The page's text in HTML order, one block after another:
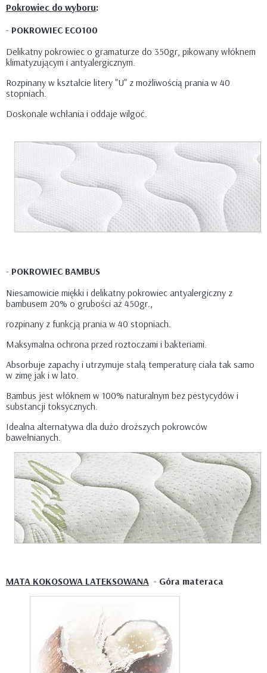
Pokrowiec do wyboru:
- POKROWIEC ECO100
Delikatny pokrowiec o gramaturze do 350gr, pikowany włóknem
klimatyzującym i antyalergicznym.
Rozpinany w kształcie litery "U" z możliwością prania w 40
stopniach.
Doskonale wchłania i oddaje wilgoć.
- POKROWIEC BAMBUS
Niesamowicie miękki i delikatny pokrowiec antyalergiczny z
bambusem 20% o grubości aż 450gr.,
rozpinany z funkcją prania w 40 stopniach.
Maksymalna ochrona przed roztoczami i bakteriami.
Absorbuje zapachy i utrzymuje stałą temperaturę ciała tak samo
w zimę jak i w lato.
Bambus jest włóknem w 100% naturalnym bez pestycydów i
substancji toksycznych.
Idealna alternatywa dla dużo droższych pokrowców
bawełnianych.
MATA KOKOSOWA LATEKSOWANA - Góra materaca